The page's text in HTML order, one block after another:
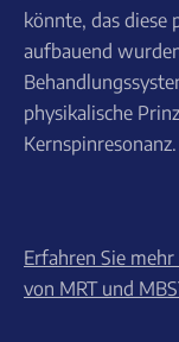
könnte, das
aufbauend
physikalische
Kernspinresonanz.
Erfahren Sie
von MRT und